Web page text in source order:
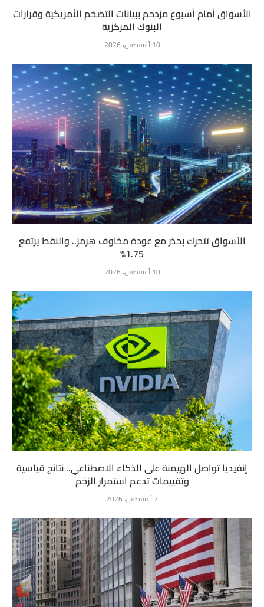
الأسواق أمام أسبوع مزدحم ببيانات التضخم الأمريكية وقرارات
البنوك المركزية
10 أغسطس، 2026
الأسواق تتحرك بحذر مع عودة مخاوف هرمز.. والنفط يرتفع
1.75%
10 أغسطس، 2026
إنفيديا تواصل الهيمنة على الذكاء الاصطناعي.. نتائج قياسية
وتقييمات تدعم استمرار الزخم
7 أغسطس، 2026